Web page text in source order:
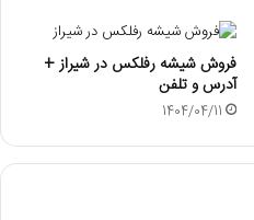
فروش شیشه رفلکس در شیراز +
آدرس و تلفن
1404/04/11